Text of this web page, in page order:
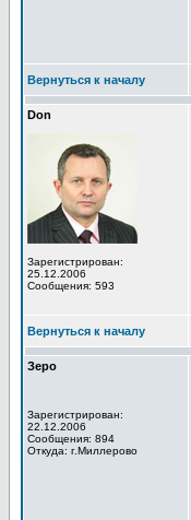
Вернуться к началу
Don
Зарегистрирован:
25.12.2006
Сообщения: 593
Вернуться к началу
Зеро
Зарегистрирован:
22.12.2006
Сообщения: 894
Откуда: г.Миллерово